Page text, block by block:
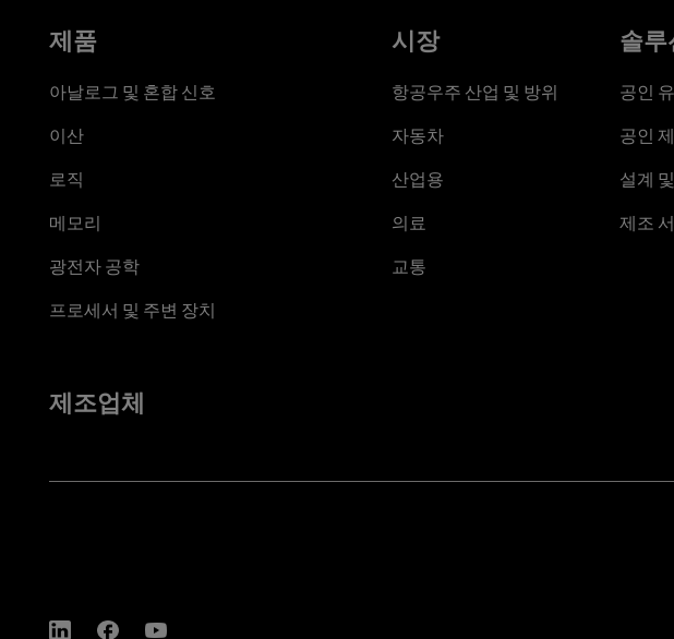
제품
아날로그 및 혼합 신호
이산
로직
메모리
광전자 공학
프로세서 및 주변 장치
시장
항공우주 산업 및 방위
자동차
산업용
의료
교통
솔루
공인
공인
설계
제조
제조업체